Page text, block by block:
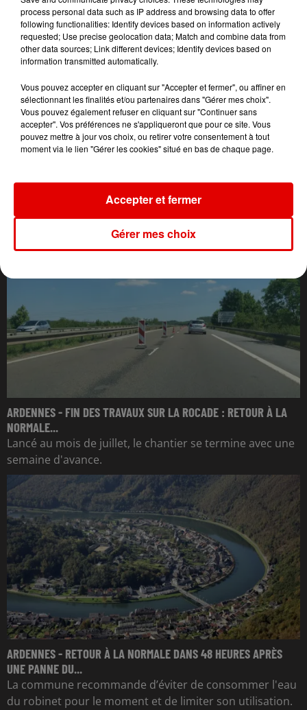
L'ACTU DES ARDENNES
ARDENNES - FIN DES TRAVAUX SUR LA ROCADE : RETOUR À LA
NORMALE...
Lancé au mois de juillet, le chantier se termine avec une
semaine d'avance.
ARDENNES - RETOUR À LA NORMALE DANS 48 HEURES APRÈS
UNE PANNE DU...
La commune recommande d’éviter de consommer l'eau
du robinet pour le moment et de limiter son utilisation.
process personal data such as IP address and browsing data to offer
following functionalities: Identify devices based on information actively
requested; Use precise geolocation data; Match and combine data from
other data sources; Link different devices; Identify devices based on
information transmitted automatically.
Vous pouvez accepter en cliquant sur "Accepter et fermer", ou affiner en
sélectionnant les finalités et/ou partenaires dans "Gérer mes choix".
Vous pouvez également refuser en cliquant sur "Continuer sans
accepter". Vos préférences ne s'appliqueront que pour ce site. Vous
pouvez mettre à jour vos choix, ou retirer votre consentement à tout
moment via le lien "Gérer les cookies" situé en bas de chaque page.
Gérer mes choix
Accepter et fermer